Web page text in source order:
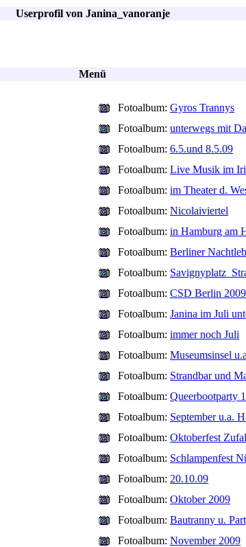
Userprofil von Janina_vanoranje
Menü
Fotoalbum: Gyros Trannys
Fotoalbum: unterwegs mit
Fotoalbum: 6.5.und 8.5.09
Fotoalbum: Live Musik im
Fotoalbum: im Theater d.
Fotoalbum: Nicolaiviertel
Fotoalbum: in Hamburg am
Fotoalbum: Berliner
Fotoalbum:
Fotoalbum: CSD Berlin 2009
Fotoalbum: Janina im Juli
Fotoalbum: immer noch Juli
Fotoalbum: Museumsinsel
Fotoalbum: Strandbar und
Fotoalbum: Queerbootparty
Fotoalbum: September u.a.
Fotoalbum: Oktoberfest
Fotoalbum: Schlampenfest
Fotoalbum: 20.10.09
Fotoalbum: Oktober 2009
Fotoalbum: Bautranny u.
Fotoalbum: November 2009